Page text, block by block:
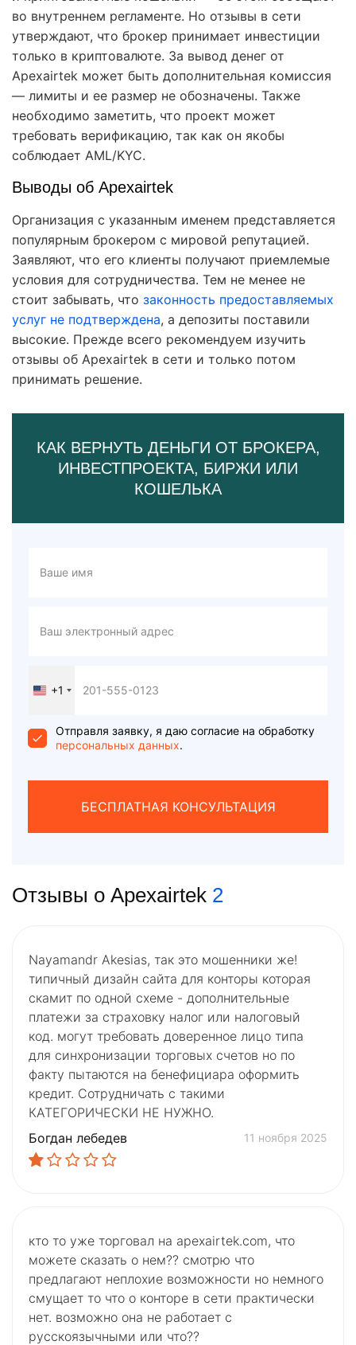
во внутреннем регламенте. Но отзывы в сети
утверждают, что брокер принимает инвестиции
только в криптовалюте. За вывод денег от
Apexairtek может быть дополнительная комиссия
— лимиты и ее размер не обозначены. Также
необходимо заметить, что проект может
требовать верификацию, так как он якобы
соблюдает AML/KYC.
Выводы об Apexairtek
Организация с указанным именем представляется
популярным брокером с мировой репутацией.
Заявляют, что его клиенты получают приемлемые
условия для сотрудничества. Тем не менее не
стоит забывать, что законность предоставляемых
услуг не подтверждена, а депозиты поставили
высокие. Прежде всего рекомендуем изучить
отзывы об Apexairtek в сети и только потом
принимать решение.
КАК ВЕРНУТЬ ДЕНЬГИ ОТ БРОКЕРА,
ИНВЕСТПРОЕКТА, БИРЖИ ИЛИ
КОШЕЛЬКА
United
+1
+1
Отправля заявку, я даю согласие на обработку
персональных данных.
БЕСПЛАТНАЯ КОНСУЛЬТАЦИЯ
Отзывы о Apexairtek 2
Nayamandr Akesias, так это мошенники же!
типичный дизайн сайта для конторы которая
скамит по одной схеме - дополнительные
платежи за страховку налог или налоговый
код. могут требовать доверенное лицо типа
для синхронизации торговых счетов но по
факту пытаются на бенефициара оформить
кредит. Сотрудничать с такими
КАТЕГОРИЧЕСКИ НЕ НУЖНО.
Богдан лебедев
11 ноября 2025
кто то уже торговал на apexairtek.com, что
можете сказать о нем?? смотрю что
предлагают неплохие возможности но немного
смущает то что о конторе в сети практически
нет. возможно она не работает с
русскоязычными или что??